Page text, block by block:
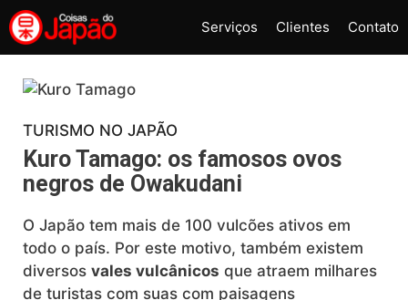
Pular
para
o
conteúdo
Serviços Clientes Contato
TURISMO NO JAPÃO
Kuro Tamago: os famosos ovos
negros de Owakudani
O Japão tem mais de 100 vulcões ativos em
todo o país. Por este motivo, também existem
diversos vales vulcânicos que atraem milhares
de turistas com suas com paisagens